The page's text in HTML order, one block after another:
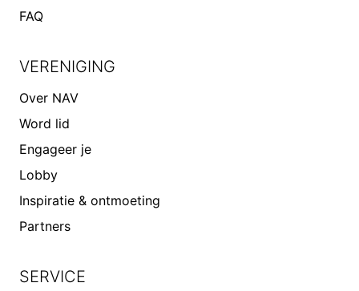
FAQ
VERENIGING
Over NAV
Word lid
Engageer je
Lobby
Inspiratie & ontmoeting
Partners
SERVICE